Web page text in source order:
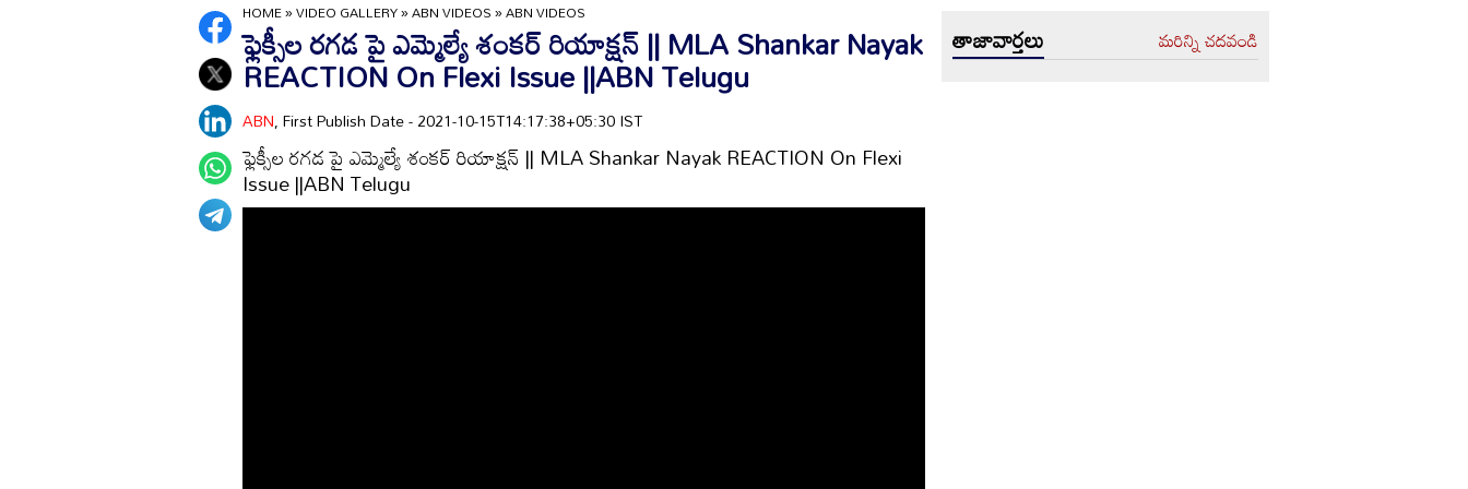
HOME»VIDEO GALLERY»ABN VIDEOS»ABN VIDEOS
ఫ్లెక్సీల రగడ పై ఎమ్మెల్యే శంకర్ రియాక్షన్ || MLA Shankar Nayak
REACTION On Flexi Issue ||ABN Telugu
ABN, First Publish Date - 2021-10-15T14:17:38+05:30 IST
ఫ్లెక్సీల రగడ పై ఎమ్మెల్యే శంకర్ రియాక్షన్ || MLA Shankar Nayak REACTION On Flexi
Issue ||ABN Telugu
తాజావార్తలు మరిన్ని చదవండి